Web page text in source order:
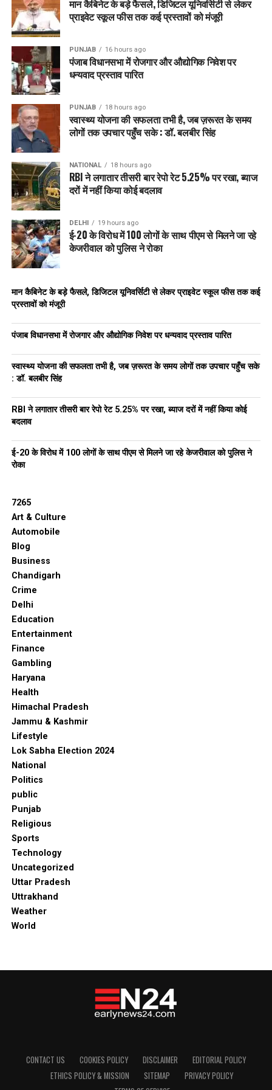
विचार को आर्किटेक्चरली ‘रिदम ऑफ फाइव’ द्वारा दर्शाया गया है, जिसमें
गेटवे के दोनों तरफ पांच-पांच गुंबद हैं, जो राज्य के पांच नदियों का प्रतीक
हैं।
बैठक के दौरान कैबिनेट मंत्री हरजोत सिंह बैंस, तरुनप्रीत सिंह सौंद और
अन्य वरिष्ठ अधिकारी उपस्थित थे।
RELATED TOPICS: LATEST NEWS
TRENDING
UP NEXT
CM भगवंत सिंह मान के ऐलान के 24 घंटों के भीतर पंजाब सरकार
द्वारा निजी स्कूलों द्वारा मनमाने तरीके से फीस वृद्धि पर रोक लगाने के
लिए कानून का मसौदा तैयार करने के आदेश
DON'T MISS
पंजाब पुलिस की लोक-केंद्रित पुलिसिंग से लोगों का भरोसा हुआ
मजबूत, उद्योग और निवेश के लिए बना सुरक्षित माहौल
मान कैबिनेट के बड़े फैसले, डिजिटल यूनिवर्सिटी से लेकर
प्राइवेट स्कूल फीस तक कई प्रस्तावों को मंजूरी
PUNJAB 16 hours ago
पंजाब विधानसभा में रोजगार और औद्योगिक निवेश पर
धन्यवाद प्रस्ताव पारित
PUNJAB 18 hours ago
स्वास्थ्य योजना की सफलता तभी है, जब ज़रूरत के समय
लोगों तक उपचार पहुँच सके : डॉ. बलबीर सिंह
NATIONAL 18 hours ago
RBI ने लगातार तीसरी बार रेपो रेट 5.25% पर रखा, ब्याज
दरों में नहीं किया कोई बदलाव
DELHI 19 hours ago
ई-20 के विरोध में 100 लोगों के साथ पीएम से मिलने जा रहे
केजरीवाल को पुलिस ने रोका
मान कैबिनेट के बड़े फैसले, डिजिटल यूनिवर्सिटी से लेकर प्राइवेट स्कूल फीस तक कई
प्रस्तावों को मंजूरी
पंजाब विधानसभा में रोजगार और औद्योगिक निवेश पर धन्यवाद प्रस्ताव पारित
स्वास्थ्य योजना की सफलता तभी है, जब ज़रूरत के समय लोगों तक उपचार पहुँच सके
: डॉ. बलबीर सिंह
RBI ने लगातार तीसरी बार रेपो रेट 5.25% पर रखा, ब्याज दरों में नहीं किया कोई
बदलाव
ई-20 के विरोध में 100 लोगों के साथ पीएम से मिलने जा रहे केजरीवाल को पुलिस ने
रोका
7265
Art & Culture
Automobile
Blog
Business
Chandigarh
Crime
Delhi
Education
Entertainment
Finance
Gambling
Haryana
Health
Himachal Pradesh
Jammu & Kashmir
Lifestyle
Lok Sabha Election 2024
National
Politics
public
Punjab
Religious
Sports
Technology
Uncategorized
Uttar Pradesh
Uttrakhand
Weather
World
CONTACT US COOKIES POLICY DISCLAIMER
EDITORIAL POLICY
ETHICS POLICY & MISSION
SITEMAP
PRIVACY POLICY